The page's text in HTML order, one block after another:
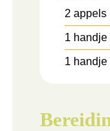
2 appels
1 handje
1 handje